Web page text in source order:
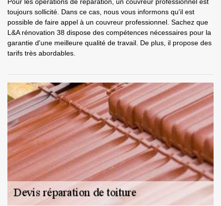
toujours sollicité. Dans ce cas, nous vous informons qu'il est
possible de faire appel à un couvreur professionnel. Sachez que
L&A rénovation 38 dispose des compétences nécessaires pour la
garantie d'une meilleure qualité de travail. De plus, il propose des
tarifs très abordables.